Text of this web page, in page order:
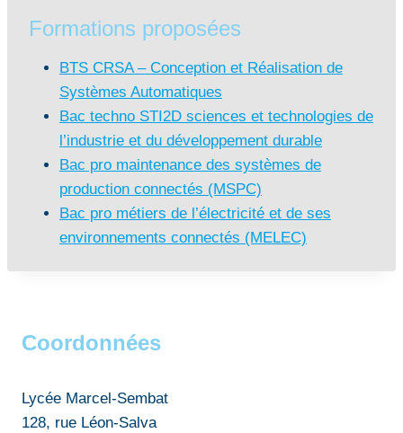
Formations proposées
BTS CRSA – Conception et Réalisation de
Systèmes Automatiques
Bac techno STI2D sciences et technologies de
l’industrie et du développement durable
Bac pro maintenance des systèmes de
production connectés (MSPC)
Bac pro métiers de l’électricité et de ses
environnements connectés (MELEC)
Coordonnées
Lycée Marcel-Sembat
128, rue Léon-Salva